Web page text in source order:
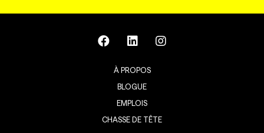
À PROPOS
BLOGUE
EMPLOIS
CHASSE DE TÊTE